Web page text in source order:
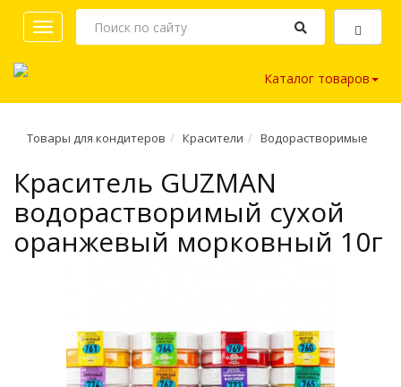
Toggle
navigation
Каталог товаров
Товары для кондитеров Красители Водорастворимые
Краситель GUZMAN
водорастворимый сухой
оранжевый морковный 10г